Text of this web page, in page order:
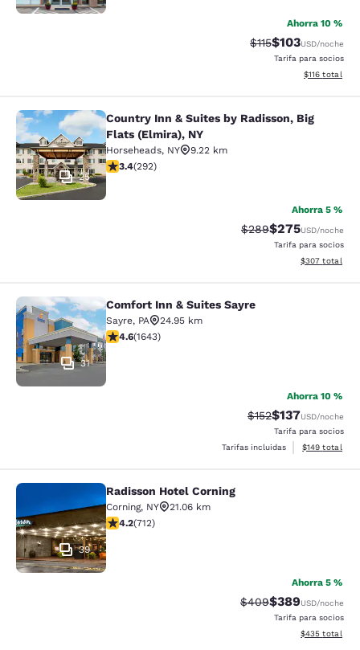
Ahorra 10 %
Precio tachado:
$115Precio con
$103USD/noche
Tarifa para socios
Ver detalles
$116 total
Country Inn & Suites by Radisson,
25
Country Inn & Suites by Radisson, Big
Flats (Elmira), NY
Horseheads, NY
9.22 km
calificación de 3.43 estrellas. Bueno. 292 reseñas
3.4(292)
Ahorra 5 %
Precio tachado:
$289Precio con
$275USD/noche
Tarifa para socios
Ver detalles
$307 total
Comfort Inn & Suites Sayre
31
Comfort Inn & Suites Sayre
Sayre, PA
24.95 km
calificación de 4.59 estrellas. Excelente. 1643 reseñas
4.6(1643)
Ahorra 10 %
Precio tachado:
$152Precio con
$137USD/noche
Tarifa para socios
Tarifas incluidas
Ver detalles
$149 total
Radisson Hotel Corning
39
Radisson Hotel Corning
Corning, NY
21.06 km
calificación de 4.2 estrellas. Excelente. 712 reseñas
4.2(712)
Ahorra 5 %
Precio tachado:
$409Precio con
$389USD/noche
Tarifa para socios
Ver detalles
$435 total